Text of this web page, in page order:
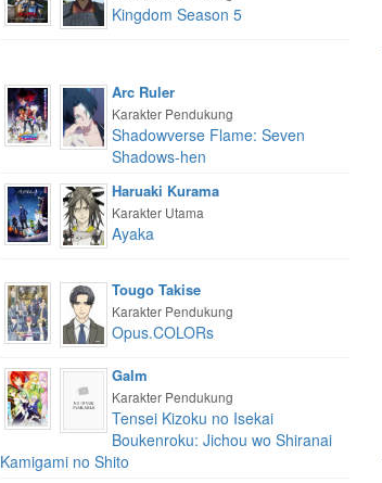
Kingdom Season 5
Arc Ruler
Karakter Pendukung
Shadowverse Flame: Seven
Shadows-hen
Haruaki Kurama
Karakter Utama
Ayaka
Tougo Takise
Karakter Pendukung
Opus.COLORs
Galm
Karakter Pendukung
Tensei Kizoku no Isekai
Boukenroku: Jichou wo Shiranai
Kamigami no Shito